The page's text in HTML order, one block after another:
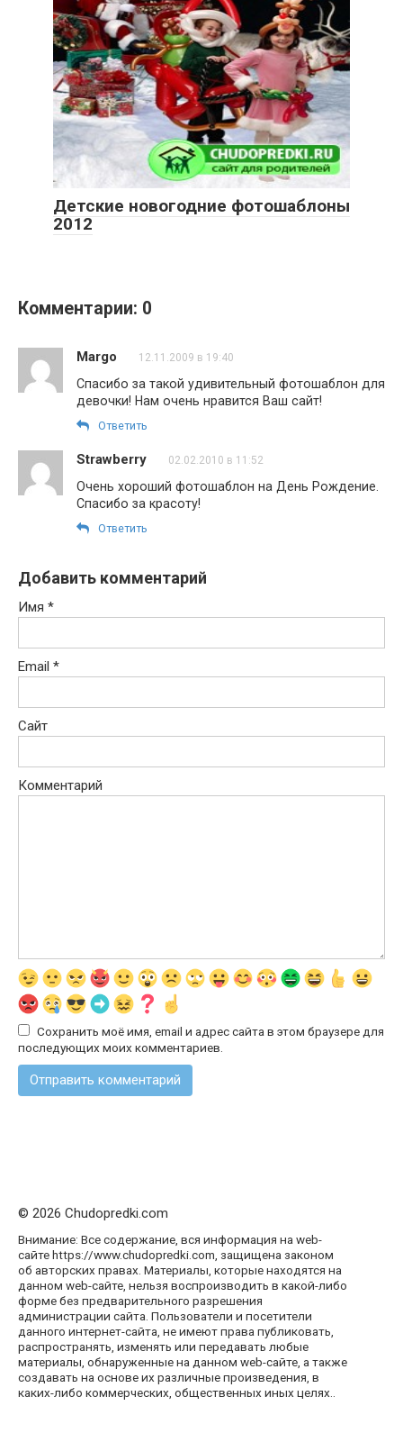
Детские новогодние фотошаблоны
2012
Комментарии: 0
Margo 12.11.2009 в 19:40
Спасибо за такой удивительный фотошаблон для
девочки! Нам очень нравится Ваш сайт!
Ответить
Strawberry 02.02.2010 в 11:52
Очень хороший фотошаблон на День Рождение.
Спасибо за красоту!
Ответить
Добавить комментарий
Имя *
Email *
Сайт
Комментарий
Сохранить моё имя, email и адрес сайта в этом браузере для
последующих моих комментариев.
© 2026 Chudopredki.com
Внимание: Все содержание, вся информация на web-
сайте https://www.chudopredki.com, защищена законом
об авторских правах. Материалы, которые находятся на
данном web-сайте, нельзя воспроизводить в какой-либо
форме без предварительного разрешения
администрации сайта. Пользователи и посетители
данного интернет-сайта, не имеют права публиковать,
распространять, изменять или передавать любые
материалы, обнаруженные на данном web-сайте, а также
создавать на основе их различные произведения, в
каких-либо коммерческих, общественных иных целях..